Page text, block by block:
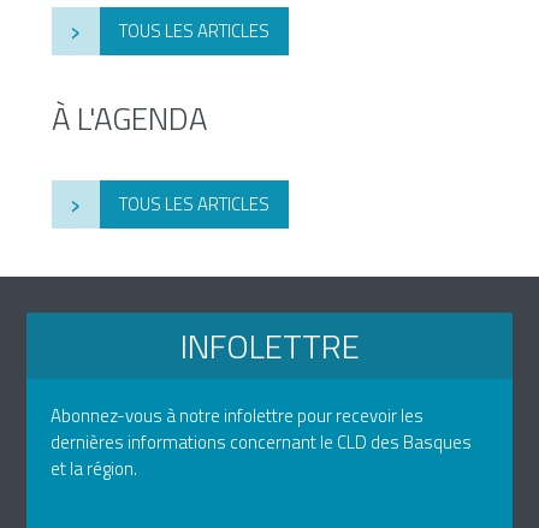
› TOUS LES ARTICLES
À L'AGENDA
› TOUS LES ARTICLES
INFOLETTRE
Abonnez-vous à notre infolettre pour recevoir les
dernières informations concernant le CLD des Basques
et la région.